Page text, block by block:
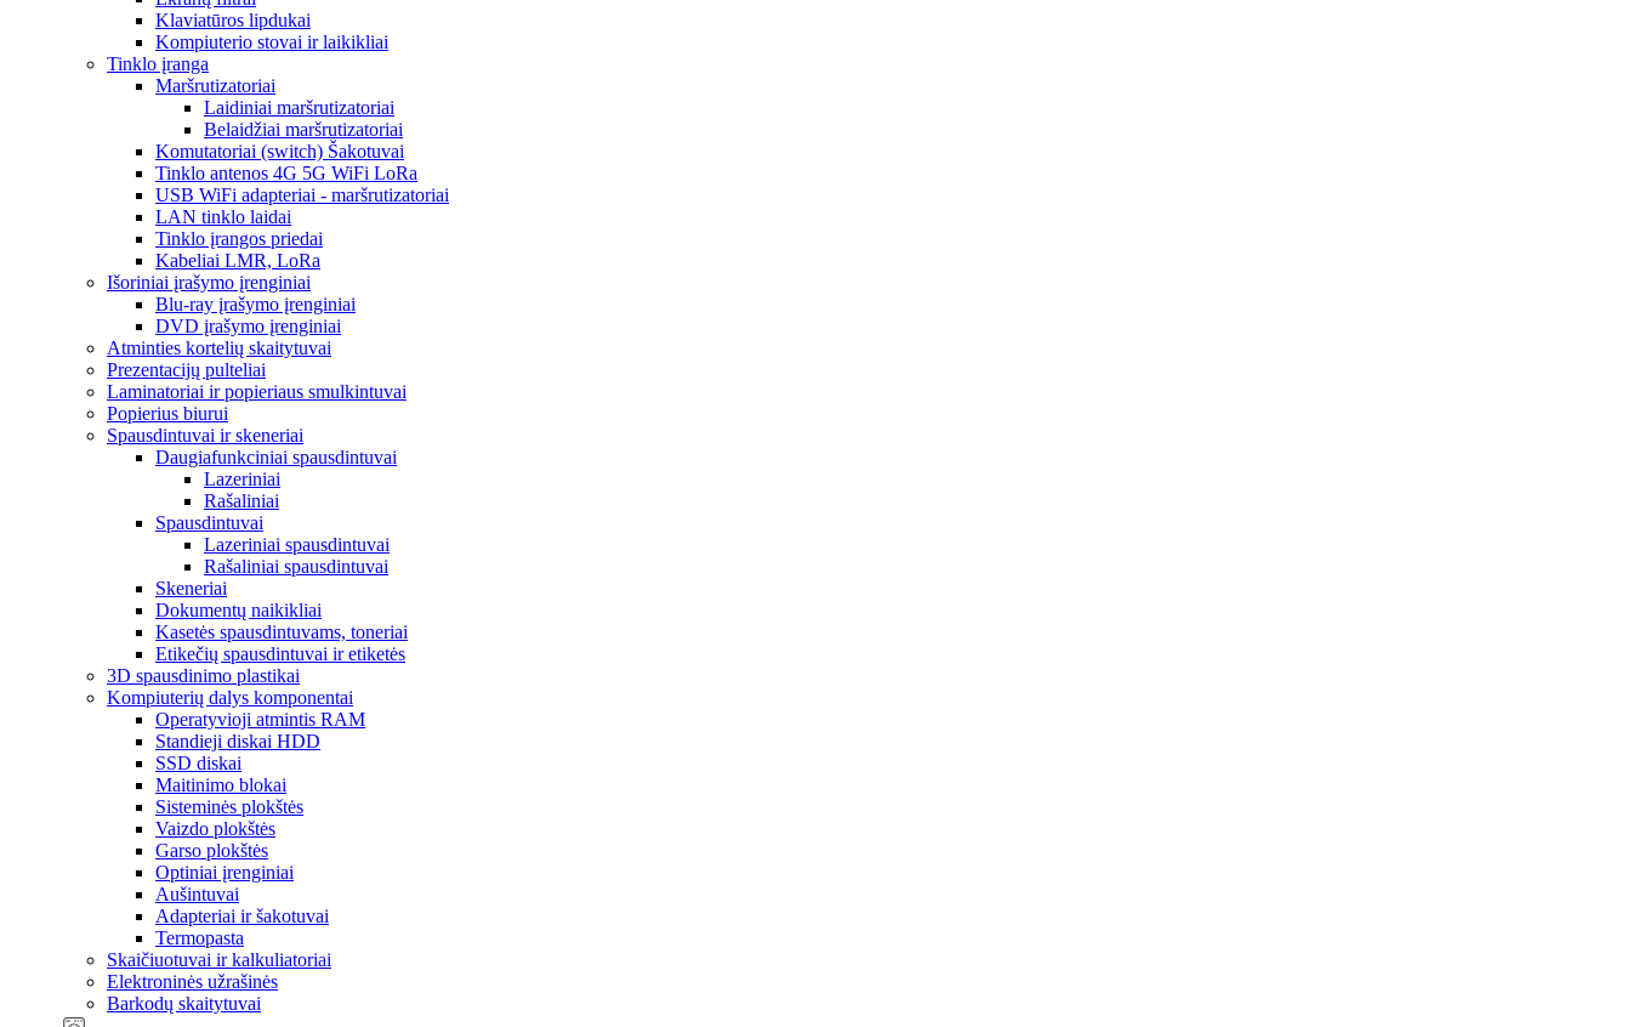
Klaviatūros lipdukai
Kompiuterio stovai ir laikikliai
Tinklo įranga
Maršrutizatoriai
Laidiniai maršrutizatoriai
Belaidžiai maršrutizatoriai
Komutatoriai (switch) Šakotuvai
Tinklo antenos 4G 5G WiFi LoRa
USB WiFi adapteriai - maršrutizatoriai
LAN tinklo laidai
Tinklo įrangos priedai
Kabeliai LMR, LoRa
Išoriniai įrašymo įrenginiai
Blu-ray įrašymo įrenginiai
DVD įrašymo įrenginiai
Atminties kortelių skaitytuvai
Prezentacijų pulteliai
Laminatoriai ir popieriaus smulkintuvai
Popierius biurui
Spausdintuvai ir skeneriai
Daugiafunkciniai spausdintuvai
Lazeriniai
Rašaliniai
Spausdintuvai
Lazeriniai spausdintuvai
Rašaliniai spausdintuvai
Skeneriai
Dokumentų naikikliai
Kasetės spausdintuvams, toneriai
Etikečių spausdintuvai ir etiketės
3D spausdinimo plastikai
Kompiuterių dalys komponentai
Operatyvioji atmintis RAM
Standieji diskai HDD
SSD diskai
Maitinimo blokai
Sisteminės plokštės
Vaizdo plokštės
Garso plokštės
Optiniai įrenginiai
Aušintuvai
Adapteriai ir šakotuvai
Termopasta
Skaičiuotuvai ir kalkuliatoriai
Elektroninės užrašinės
Barkodų skaitytuvai